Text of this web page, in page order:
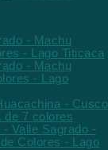
- Machu
- Lago Titicaca
- Machu
- Lago
- Cusco
de 7 colores
Valle Sagrado -
Colores - Lago